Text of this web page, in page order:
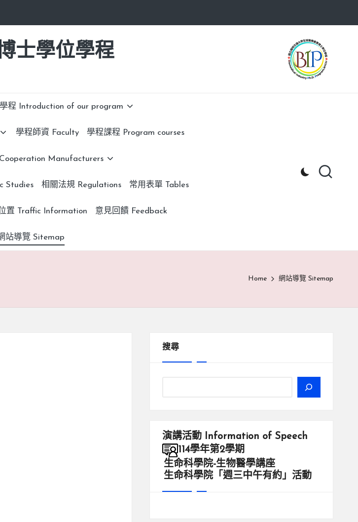
士學位學程
程 Introduction of our program
學程師資 Faculty 學程課程 Program courses
Manufacturers
Studies 相關法規 Regulations 常用表單 Tables
置 Traffic Information 意見回饋 Feedback
站導覽 Sitemap
Home 網站導覽 Sitemap
搜尋
演講活動Information of Speech
114學年第2學期
生命科學院-生物醫學講座
生命科學院「週三中午有約」活動